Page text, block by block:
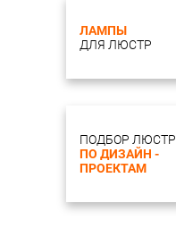
ЛАМПЫ
ДЛЯ ЛЮСТР
ПОДБОР ЛЮСТР
ПО ДИЗАЙН -
ПРОЕКТАМ